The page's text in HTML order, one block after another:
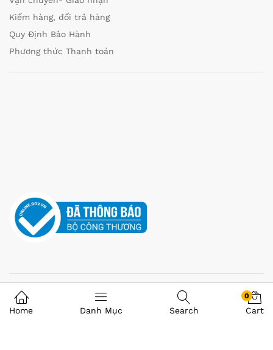
Kiểm hàng, đổi trả hàng
Quy Định Bảo Hành
Phương thức Thanh toán
Home Danh Mục Search
0
Cart